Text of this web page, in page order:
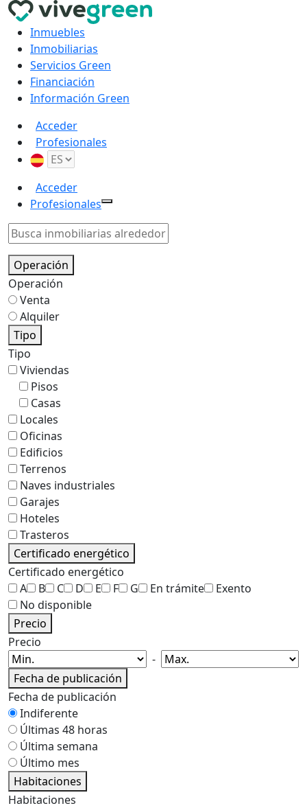
Inmuebles
Inmobiliarias
Servicios Green
Financiación
Información Green
Acceder
Profesionales
Acceder
Profesionales
Operación
Operación
Venta
Alquiler
Tipo
Tipo
Viviendas
Pisos
Casas
Locales
Oficinas
Edificios
Terrenos
Naves industriales
Garajes
Hoteles
Trasteros
Certificado energético
Certificado energético
A
B C D E F G En trámite
Exento
No disponible
Precio
Precio
-
Fecha de publicación
Fecha de publicación
Indiferente
Últimas 48 horas
Última semana
Último mes
Habitaciones
Habitaciones